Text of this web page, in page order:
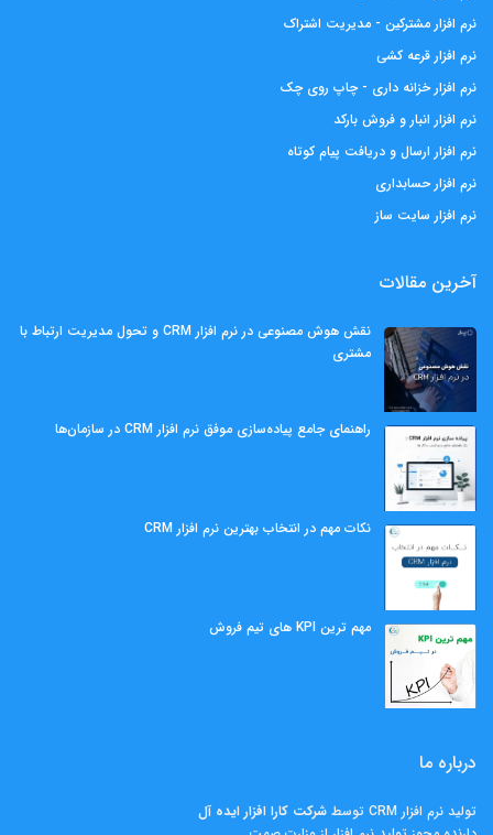
نرم افزار مشترکین - مدیریت اشتراک
نرم افزار قرعه کشی
نرم افزار خزانه داری - چاپ روی چک
نرم افزار انبار و فروش بارکد
نرم افزار ارسال و دریافت پیام کوتاه
نرم افزار حسابداری
نرم افزار سایت ساز
آخرین مقالات
نقش هوش مصنوعی در نرم افزار CRM و تحول مدیریت ارتباط با
مشتری
راهنمای جامع پیاده‌سازی موفق نرم افزار CRM در سازمان‌ها
نکات مهم در انتخاب بهترین نرم افزار CRM
مهم ‌ترین KPI های تیم فروش
درباره ما
تولید نرم افزار CRM توسط
شرکت کارا افزار ايده آل